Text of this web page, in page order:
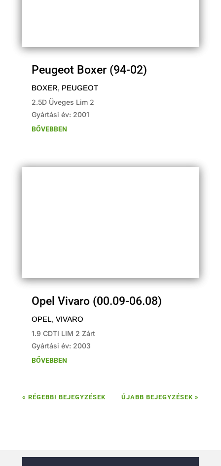
Peugeot Boxer (94-02)
BOXER, PEUGEOT
2.5D Üveges Lim 2
Gyártási év: 2001
BŐVEBBEN
Opel Vivaro (00.09-06.08)
OPEL, VIVARO
1.9 CDTI LIM 2 Zárt
Gyártási év: 2003
BŐVEBBEN
« RÉGEBBI BEJEGYZÉSEK ÚJABB BEJEGYZÉSEK »